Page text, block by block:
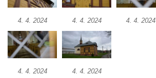
Varech
Kaple Panny Marie pod hradem Přimda
Kaple Panny Marie v Kunčicích nad Labem
4. 4. 2024 4. 4. 2024 4. 4. 2024
4. 4. 2024 4. 4. 2024